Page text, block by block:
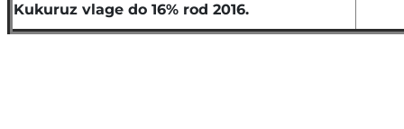
Kukuruz vlage do 16% rod 2016.